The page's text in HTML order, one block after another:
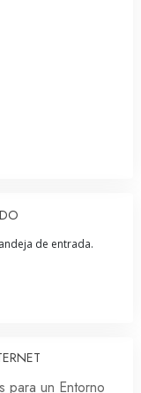
de entrada.
para un Entorno